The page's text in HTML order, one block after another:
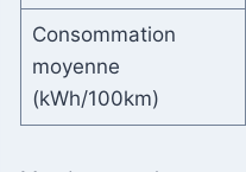
Consommation
moyenne
(kWh/100km)